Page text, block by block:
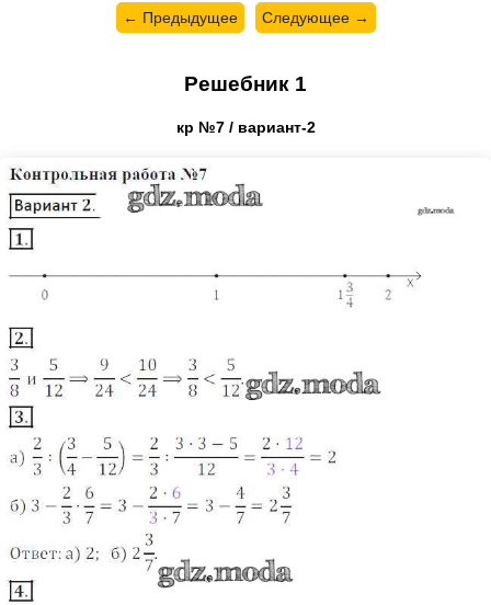
← Предыдущее Следующее →
Решебник 1
кр №7 / вариант-2